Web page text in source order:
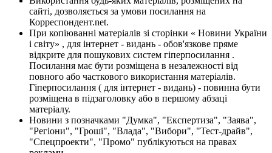
сайті, дозволяється за умови посилання на
Корреспондент.net.
При копіюванні матеріалів зі сторінки « Новини України
і світу» , для інтернет - видань - обов'язкове пряме
відкрите для пошукових систем гіперпосилання .
Посилання має бути розміщена в незалежності від
повного або часткового використання матеріалів.
Гіперпосилання ( для інтернет - видань) - повинна бути
розміщена в підзаголовку або в першому абзаці
матеріалу.
Новини з позначками "Думка", "Експертиза", "Заява",
"Регіони", "Гроші", "Влада", "Вибори", "Тест-драйв",
"Спецпроекти", "Промо" публікуються на правах